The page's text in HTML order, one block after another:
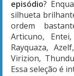
episódio?
silhueta
ordem
Articuno,
Rayquaza,
Virizion,
Essa seleção é